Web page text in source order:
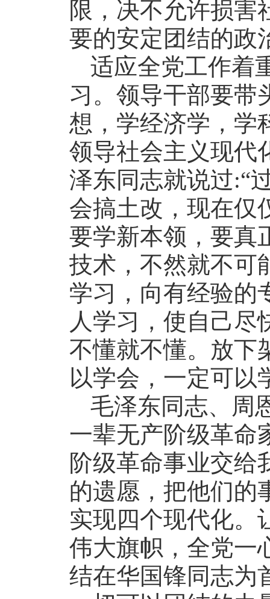
限，决不允许损害
要的安定团结的政
适应全党工作着
习。领导干部要带
想，学经济学，学
领导社会主义现代
泽东同志就说过:“
会搞土改，现在仅
要学新本领，要真
技术，不然就不可
学习，向有经验的
人学习，使自己尽
不懂就不懂。放下
以学会，一定可以
毛泽东同志、周
一辈无产阶级革命
阶级革命事业交给
的遗愿，把他们的
实现四个现代化。
伟大旗帜，全党一
结在华国锋同志为